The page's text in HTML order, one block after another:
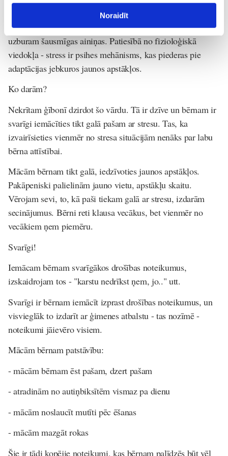
Noraidīt
Stress nemaz nav tik briesmīgs!
Kad dzirdam vārdu stress, mēs, pieaugušie, uzreiz galvā
uzburam šausmīgas ainiņas. Patiesībā no fizioloģiskā
viedokļa - stress ir psihes mehānisms, kas piederas pie
adaptācijas jebkuros jaunos apstākļos.
Ko darām?
Nekrītam ģībonī dzirdot šo vārdu. Tā ir dzīve un bērnam ir
svarīgi iemācīties tikt galā pašam ar stresu. Tas, ka
izvairīsieties vienmēr no stresa situācijām nenāks par labu
bērna attīstībai.
Mācām bērnam tikt galā, iedzīvoties jaunos apstākļos.
Pakāpeniski palielinām jauno vietu, apstākļu skaitu.
Vērojam sevi, to, kā paši tiekam galā ar stresu, izdarām
secinājumus. Bērni reti klausa vecākus, bet vienmēr no
vecākiem ņem piemēru.
Svarīgi!
Iemācam bērnam svarīgākos drošības noteikumus,
izskaidrojam tos - "karstu nedrīkst ņem, jo.." utt.
Svarīgi ir bērnam iemācīt izprast drošības noteikumus, un
visvieglāk to izdarīt ar ģimenes atbalstu - tas nozīmē -
noteikumi jāievēro visiem.
Mācām bērnam patstāvību:
- mācām bērnam ēst pašam, dzert pašam
- atradinām no autiņbiksītēm vismaz pa dienu
- mācām noslaucīt mutīti pēc ēšanas
- mācām mazgāt rokas
Šie ir tādi kopējie noteikumi, kas bērnam palīdzēs būt vēl